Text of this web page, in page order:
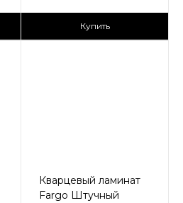
2
Купить
Кварцевый ламинат
Fargo Штучный